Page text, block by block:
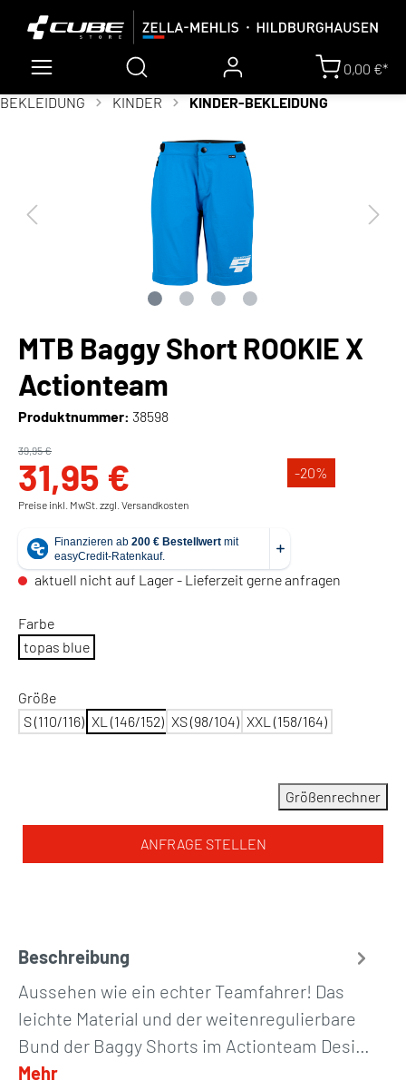
0,00 €*
BEKLEIDUNG
KINDER KINDER-BEKLEIDUNG
MTB Baggy Short ROOKIE X
Actionteam
Produktnummer: 38598
31,95 € -20%
39,95 €
Preise inkl. MwSt. zzgl. Versandkosten
aktuell nicht auf Lager - Lieferzeit gerne anfragen
Farbe
topas blue
Größe
S (110/116) XL (146/152) XS (98/104) XXL (158/164)
Größenrechner
ANFRAGE STELLEN
Beschreibung
Aussehen wie ein echter Teamfahrer! Das
leichte Material und der weitenregulierbare
Bund der Baggy Shorts im Actionteam Desi…
Mehr